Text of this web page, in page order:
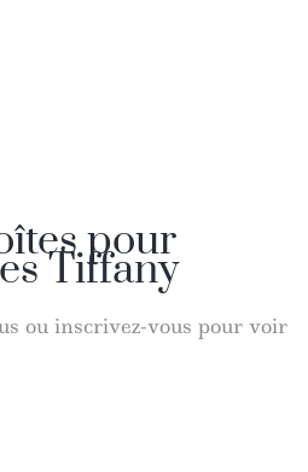
pour
Tiffany
ou inscrivez-vous pour voir